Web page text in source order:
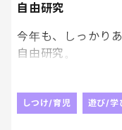
自由研究
今年も、しっかりあ
自由研究。
去年は、兄弟揃っ
しつけ/育児 遊び/学